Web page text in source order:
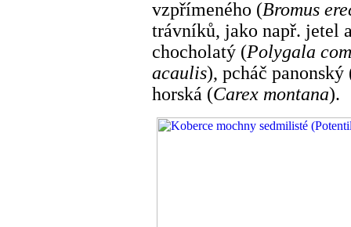
vzpřímeného (Bromus
trávníků, jako např. jetel
chocholatý (Polygala
acaulis), pcháč panonský
horská (Carex montana).